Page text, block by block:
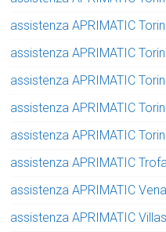
assistenza APRIMATIC
assistenza APRIMATIC
assistenza APRIMATIC
assistenza APRIMATIC
assistenza APRIMATIC
assistenza APRIMATIC
assistenza APRIMATIC
assistenza APRIMATIC